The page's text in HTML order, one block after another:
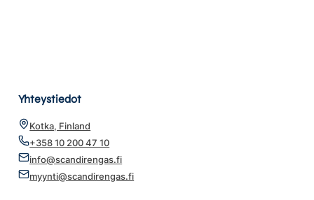
Yhteystiedot
Kotka, Finland
+358 10 200 47 10
info@scandirengas.fi
myynti@scandirengas.fi